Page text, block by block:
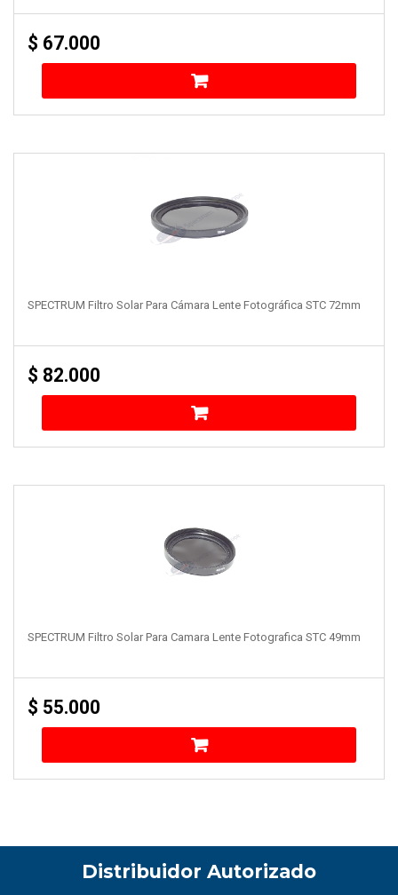
$ 67.000
SPECTRUM Filtro Solar Para Cámara Lente Fotográfica STC 72mm
$ 82.000
SPECTRUM Filtro Solar Para Camara Lente Fotografica STC 49mm
$ 55.000
Distribuidor Autorizado